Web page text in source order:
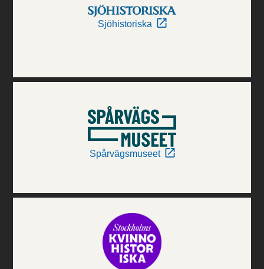
Sjöhistoriska
Spårvägsmuseet